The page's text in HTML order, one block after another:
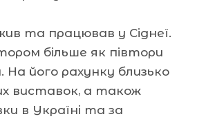
жив та працював у Сіднеї.
більше як півтори
На його рахунку близько
виставок, а також
в Україні та за